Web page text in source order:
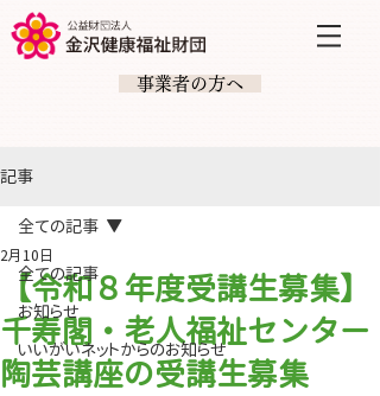
​ 事業者の方へ
記事
全ての記事
お知らせ
いいがいネットからのお知らせ
全ての記事
【令和８年度受講生募集】
千寿閣・老人福祉センター
陶芸講座の受講生募集
2月10日